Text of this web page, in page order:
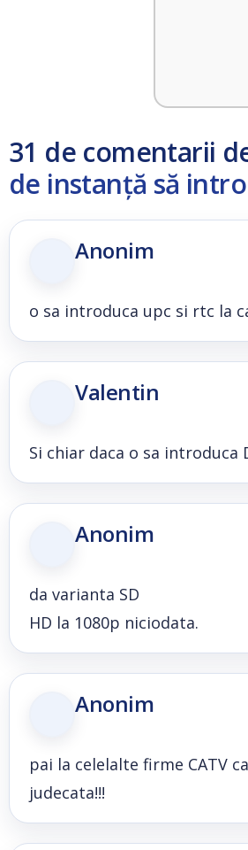
31 de comentarii
de instanță să
Anonim
o sa introduca upc si rtc la
Valentin
Si chiar daca o sa introduca
Anonim
da varianta SD
HD la 1080p niciodata.
Anonim
pai la celelalte firme CATV
judecata!!!